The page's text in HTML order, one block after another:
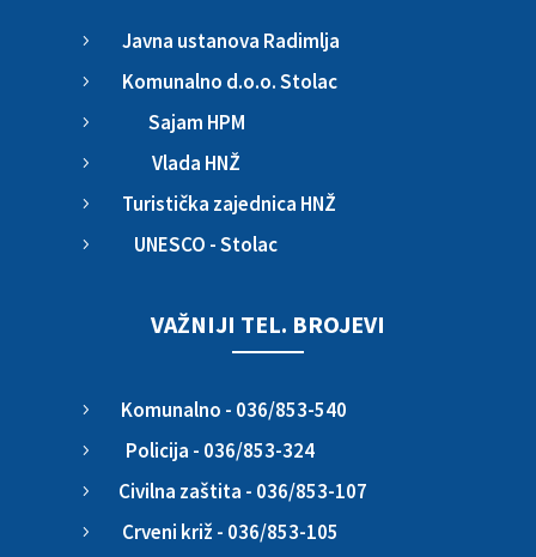
5 Javna ustanova Radimlja
5 Komunalno d.o.o. Stolac
5 Sajam HPM
5 Vlada HNŽ
5 Turistička zajednica HNŽ
5 UNESCO - Stolac
VAŽNIJI TEL. BROJEVI
5 Komunalno - 036/853-540
5 Policija - 036/853-324
5 Civilna zaštita - 036/853-107
5 Crveni križ - 036/853-105